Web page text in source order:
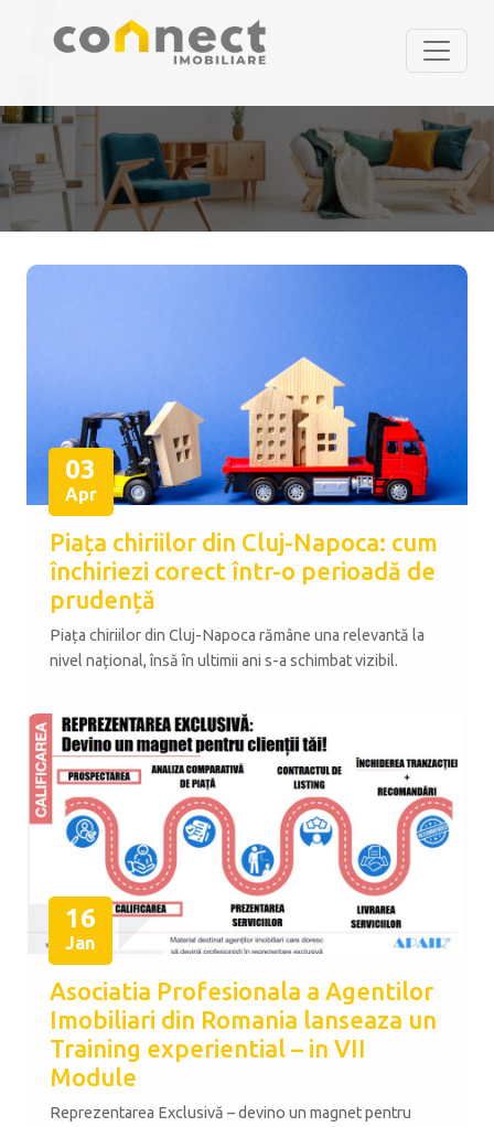
03
Apr
Piața chiriilor din Cluj-Napoca: cum
închiriezi corect într-o perioadă de
prudență
Piața chiriilor din Cluj-Napoca rămâne una relevantă la
nivel național, însă în ultimii ani s-a schimbat vizibil.
16
Jan
Asociatia Profesionala a Agentilor
Imobiliari din Romania lanseaza un
Training experiential – in VII
Module
Reprezentarea Exclusivă – devino un magnet pentru